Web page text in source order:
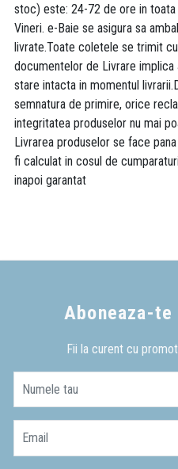
stoc) este: 24-72 de ore in
Vineri. e-Baie se asigura sa
livrate.Toate coletele se trimit
documentelor de Livrare
stare intacta in momentul
semnatura de primire, orice
integritatea produselor nu mai
Livrarea produselor se face
fi calculat in cosul de
inapoi garantat
Aboneaza-
Fii la curent cu
Numele tau
Email